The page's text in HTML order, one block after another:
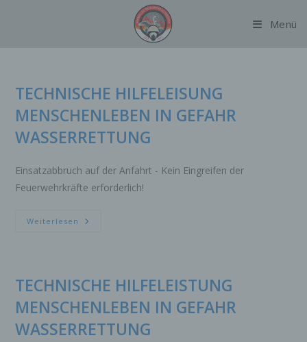
Menü
TECHNISCHE HILFELEISUNG
MENSCHENLEBEN IN GEFAHR
WASSERRETTUNG
Einsatzabbruch auf der Anfahrt - Kein Eingreifen der
Feuerwehrkräfte erforderlich!
Weiterlesen TECHNISCHE
TECHNISCHE HILFELEISTUNG
MENSCHENLEBEN IN GEFAHR
WASSERRETTUNG